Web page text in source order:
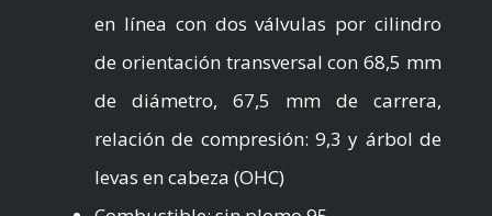
en línea con dos válvulas por cilindro
de orientación transversal con 68,5 mm
de diámetro, 67,5 mm de carrera,
relación de compresión: 9,3 y árbol de
levas en cabeza (OHC)